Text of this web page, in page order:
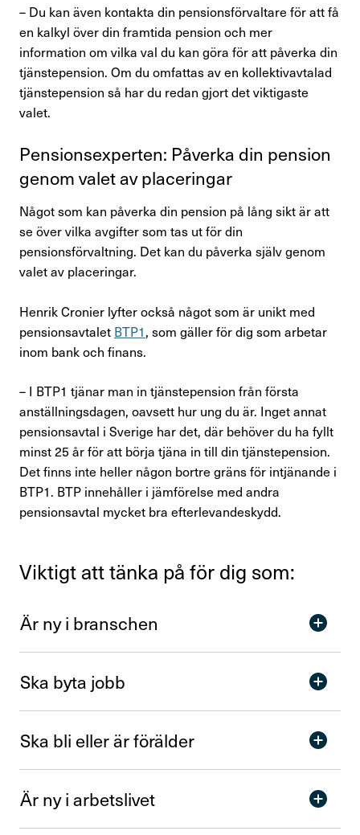
– Du kan även kontakta din pensionsförvaltare för att få
en kalkyl över din framtida pension och mer
information om vilka val du kan göra för att påverka din
tjänstepension. Om du omfattas av en kollektivavtalad
tjänstepension så har du redan gjort det viktigaste
valet.
Pensions­ex­perten: Påverka din pension
genom valet av place­ringar
Något som kan påverka din pension på lång sikt är att
se över vilka avgifter som tas ut för din
pensionsförvaltning. Det kan du påverka själv genom
valet av placeringar.
Henrik Cronier lyfter också något som är unikt med
pensionsavtalet BTP1, som gäller för dig som arbetar
inom bank och finans.
– I BTP1 tjänar man in tjänstepension från första
anställningsdagen, oavsett hur ung du är. Inget annat
pensionsavtal i Sverige har det, där behöver du ha fyllt
minst 25 år för att börja tjäna in till din tjänstepension.
Det finns inte heller någon bortre gräns för intjänande i
BTP1. BTP innehåller i jämförelse med andra
pensionsavtal mycket bra efterlevandeskydd.
Viktigt att tänka på för dig som:
Är ny i bran­schen
Ska byta jobb
Ska bli eller är förälder
Är ny i arbets­livet